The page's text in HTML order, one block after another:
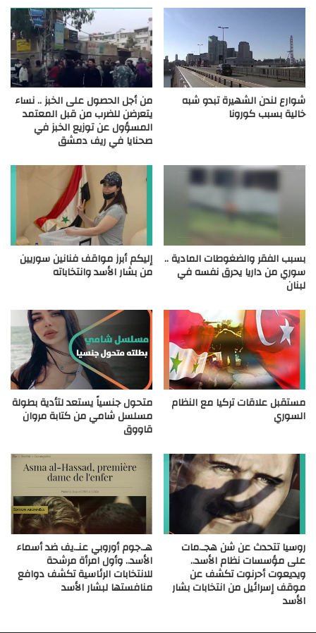
شوارع لندن الشهيرة تبدو شبه
خالية بسبب كورونا
من أجل الحصول على الخبز .. نساء
يتعرضن للضرب من قبل المعتمد
المسؤول عن توزيع الخبز في
صحنايا في ريف دمشق
بسبب الفقر والضغوطات المادية ..
سوري من داريا يحرق نفسه في
لبنان
إليكم أبرز مواقف فنانين سوريين
من بشار الأسد وانتخاباته
مستقبل علاقات تركيا مع النظام
السوري
متحول جنسياً يستعد لتأدية بطولة
مسلسل شامي من كتابة مروان
قاووق
روسيا تتحدث عن شن هجـ.مات
على مؤسسات نظام الأسد..
ويديعوت أحرنوت تكشف عن
موقف إسرائيل من انتخابات بشار
الأسد
هـ.جوم أوروبي عنـ.يف ضد أسماء
الأسد.. وأول امرأة مرشحة
للانتخابات الرئاسية تكشف دوافع
منافستها لبشار الأسد